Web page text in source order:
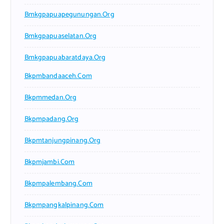
Bmkgpapuapegunungan.org
Bmkgpapuaselatan.org
Bmkgpapuabaratdaya.org
Bkpmbandaaceh.com
Bkpmmedan.org
Bkpmpadang.org
Bkpmtanjungpinang.org
Bkpmjambi.com
Bkpmpalembang.com
Bkpmpangkalpinang.com